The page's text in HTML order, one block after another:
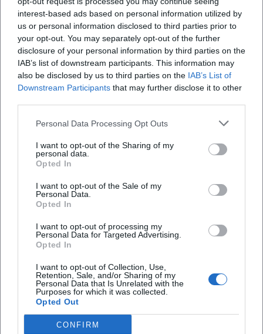
interest-based ads based on personal information utilized by
us or personal information disclosed to third parties prior to
your opt-out. You may separately opt-out of the further
disclosure of your personal information by third parties on the
IAB’s list of downstream participants. This information may
also be disclosed by us to third parties on the IAB’s List of
Downstream Participants that may further disclose it to other
Personal Data Processing Opt Outs
I want to opt-out of the Sharing of my
personal data.
Opted In
I want to opt-out of the Sale of my
Personal Data.
Opted In
I want to opt-out of processing my
Personal Data for Targeted Advertising.
Opted In
I want to opt-out of Collection, Use,
Retention, Sale, and/or Sharing of my
Personal Data that Is Unrelated with the
Purposes for which it was collected.
Opted Out
CONFIRM
eine Schicht aus Jahrhunderten Stadtgeschichte,
die sich im Grundriss noch gut ablesen lässt. Das
erklärt auch, warum Nutzer nach Schrannenplatz
Erding früher suchen: Der Name verweist nicht nur
auf einen Ort, sondern auf die wirtschaftliche Rolle
Die Stadt beschreibt es als heutigen
Ausstellungsort, der im Jahr 1390 im spätgotischen
Stil errichtet wurde und 1648 bei einem Brand
schwer beschädigt wurde. Mit der Säkularisation
diente der verbliebene Gebäudeteil sogar als
Feuerwehrhaus, bevor seit einer grundlegenden
Sanierung im Jahr 1986 Ausstellungen und
Konzerte möglich wurden. Auch das Glockenspiel
im Turm ist ein fester Bestandteil des Stadtbilds,
der je nach Jahreszeit mehrmals täglich erklingt.
Das Frauenkircherl ist damit nicht nur ein
Wo kann ich am Schrannenplatz Erding parken?
Welche Veranstaltungen finden am
Schrannenplatz Erding statt?
Gibt es eine Webcam zum Schrannenplatz
Erding?
Wie alt ist der Schrannenplatz Erding?
Wo kann ich am Schrannenplatz Erding essen
oder trinken?
Was passiert an Silvester am Schrannenplatz
Erding?
Bewertungen